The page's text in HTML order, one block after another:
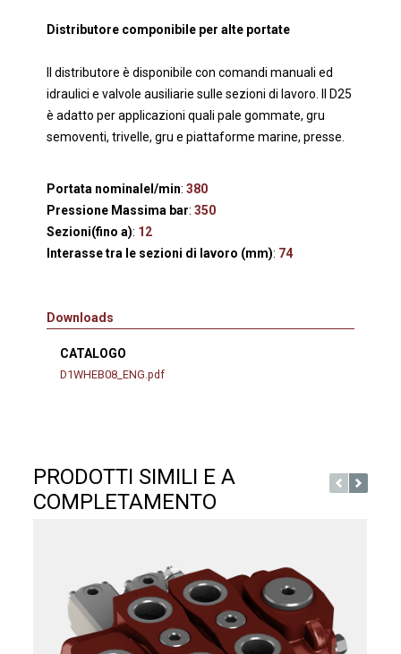
Distributore componibile per alte portate
Il distributore è disponibile con comandi manuali ed
idraulici e valvole ausiliarie sulle sezioni di lavoro. Il D25
è adatto per applicazioni quali pale gommate, gru
semoventi, trivelle, gru e piattaforme marine, presse.
Portata nominalel/min:380
Pressione Massima bar:350
Sezioni(fino a): 12
Interasse tra le sezioni di lavoro (mm): 74
Downloads
CATALOGO
D1WHEB08_ENG.pdf
PRODOTTI SIMILI E A
COMPLETAMENTO